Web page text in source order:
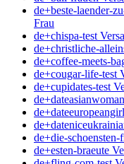
de+beste-laender-
Frau
de+chispa-test
de+christliche-
de+coffee-meets-
de+cougar-life-test
de+cupidates-test
de+die-
de+esten-braeute